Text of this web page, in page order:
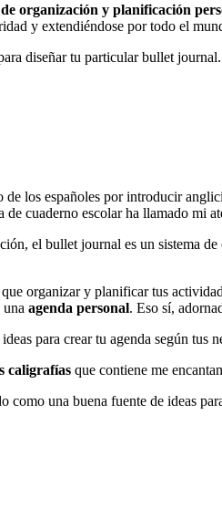
organización y planificación
y extendiéndose por todo el
diseñar tu particular bullet journal.
de los españoles por introducir
de cuaderno escolar ha llamado mi
el bullet journal es un sistema
organizar y planificar tus
agenda personal. Eso sí,
para crear tu agenda según tus
caligrafías que contiene me
como una buena fuente de ideas